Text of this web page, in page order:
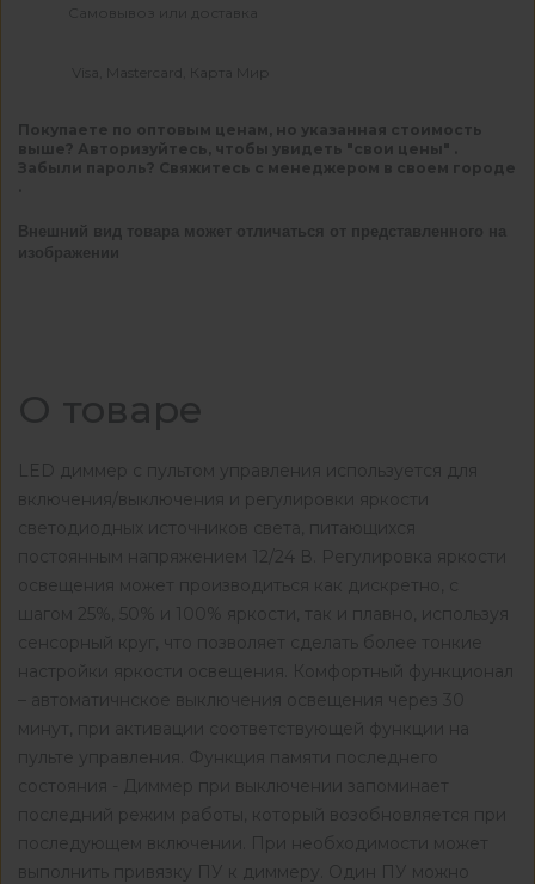
Самовывоз или доставка
Visa, Mastercard, Карта Мир
Покупаете по оптовым ценам, но указанная стоимость
выше? Авторизуйтесь, чтобы увидеть "свои цены" .
Забыли пароль? Свяжитесь с менеджером в своем городе
Внешний вид товара может отличаться от представленного на
изображении
О товаре
LED диммер с пультом управления используется для
включения/выключения и регулировки яркости
светодиодных источников света, питающихся
постоянным напряжением 12/24 В. Регулировка яркости
освещения может производиться как дискретно, с
шагом 25%, 50% и 100% яркости, так и плавно, используя
сенсорный круг, что позволяет сделать более тонкие
настройки яркости освещения. Комфортный функционал
– автоматичнское выключения освещения через 30
минут, при активации соответствующей функции на
пульте управления. Функция памяти последнего
состояния - Диммер при выключении запоминает
последний режим работы, который возобновляется при
последующем включении. При необходимости может
выполнить привязку ПУ к диммеру. Один ПУ можно